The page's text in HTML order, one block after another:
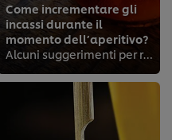
Come incrementare gli
incassi durante il
momento dell’aperitivo?
Alcuni suggerimenti per rinnovare e valorizzare la propria offerta dell’happy hour